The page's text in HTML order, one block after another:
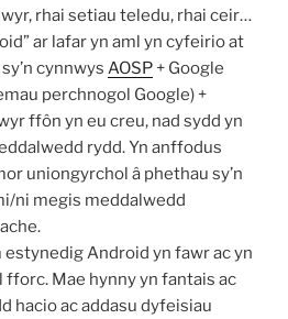
rhai setiau teledu, rhai ceir…
ar lafar yn aml yn cyfeirio at
cynnwys AOSP + Google
perchnogol Google) +
ffôn yn eu creu, nad sydd yn
rydd. Yn anffodus
uniongyrchol â phethau sy’n
ni megis meddalwedd
estynedig Android yn fawr ac yn
fforc. Mae hynny yn fantais ac
hacio ac addasu dyfeisiau